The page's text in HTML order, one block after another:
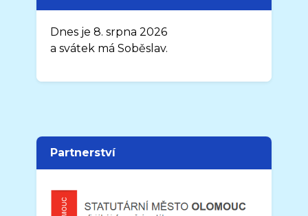
Dnes je 8. srpna 2026
a svátek má Soběslav.
Partnerství